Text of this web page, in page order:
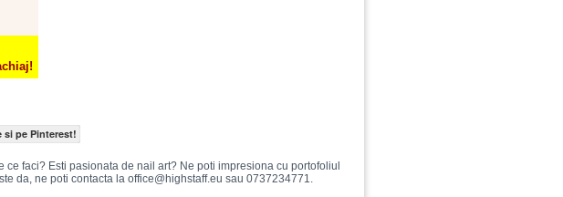
si pe Pinterest!
ce faci? Esti pasionata de nail art? Ne poti impresiona cu portofoliul
da, ne poti contacta la office@highstaff.eu sau 0737234771.